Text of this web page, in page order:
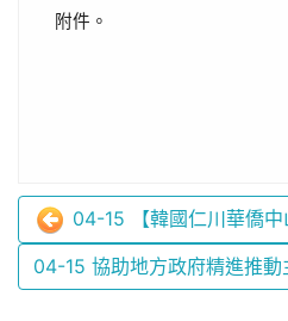
附件。
04-15 【韓國仁川華僑
04-15 協助地方政府精進推動